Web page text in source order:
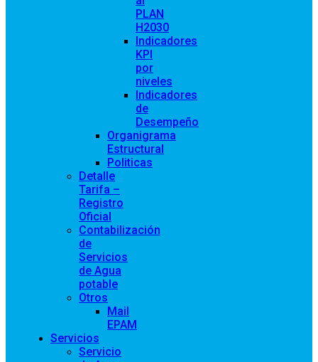
PLAN
H2030
Indicadores
KPI
por
niveles
Indicadores
de
Desempeño
Organigrama
Estructural
Politicas
Detalle
Tarifa –
Registro
Oficial
Contabilización
de
Servicios
de Agua
potable
Otros
Mail
EPAM
Servicios
Servicio